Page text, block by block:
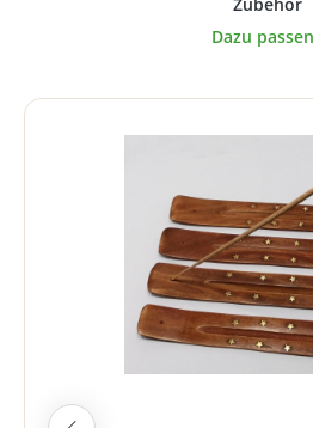
Produktgalerie überspringen